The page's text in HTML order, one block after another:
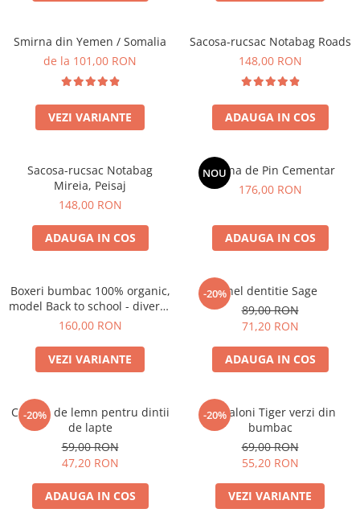
Smirna din Yemen / Somalia
de la 101,00 RON
VEZI VARIANTE
Sacosa-rucsac Notabag Roads
148,00 RON
ADAUGA IN COS
Sacosa-rucsac Notabag
Mireia, Peisaj
148,00 RON
ADAUGA IN COS
NOU
Rasina de Pin Cementar
176,00 RON
ADAUGA IN COS
Boxeri bumbac 100% organic,
model Back to school - diverse
marimi
160,00 RON
VEZI VARIANTE
-20%Inel dentitie Sage
89,00 RON
71,20 RON
ADAUGA IN COS
-20%
Cutiuta de lemn pentru dintii
de lapte
59,00 RON
47,20 RON
ADAUGA IN COS
-20%
Pantaloni Tiger verzi din
bumbac
69,00 RON
55,20 RON
VEZI VARIANTE